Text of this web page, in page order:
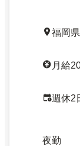
福岡
月給
週休2
夜勤